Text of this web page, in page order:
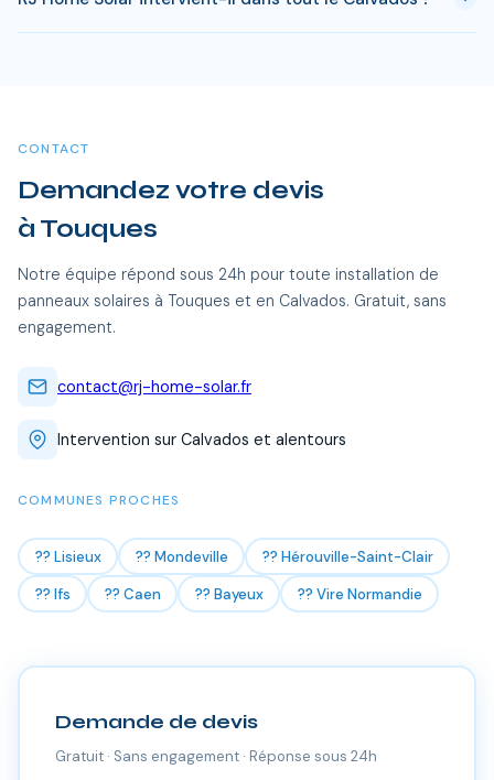
10 ans selon votre consommation. Les aides disponibles en
Calvados permettent de reduire significativement ce delai.
CONTACT
Demandez votre devis
à Touques
Notre équipe répond sous 24h pour toute installation de
panneaux solaires à Touques et en Calvados. Gratuit, sans
engagement.
contact@rj-home-solar.fr
Intervention sur Calvados et alentours
COMMUNES PROCHES
?? Lisieux ?? Mondeville
?? Hérouville-Saint-Clair
?? Ifs
?? Caen ?? Bayeux ?? Vire Normandie
Demande de devis
Gratuit · Sans engagement · Réponse sous 24h